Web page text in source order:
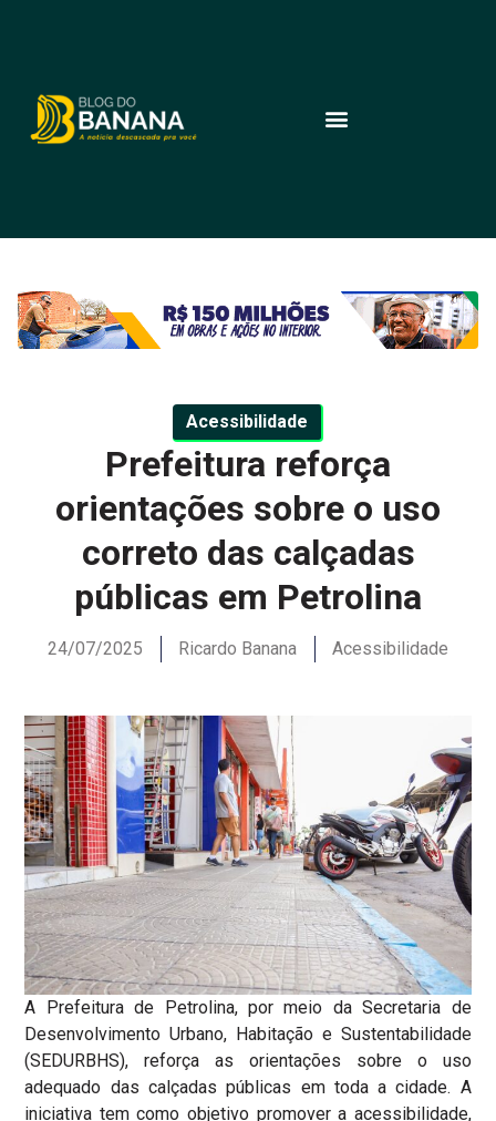
Acessibilidade
Prefeitura reforça
orientações sobre o uso
correto das calçadas
públicas em Petrolina
24/07/2025 Ricardo Banana Acessibilidade
A Prefeitura de Petrolina, por meio da Secretaria de
Desenvolvimento Urbano, Habitação e Sustentabilidade
(SEDURBHS), reforça as orientações sobre o uso
adequado das calçadas públicas em toda a cidade. A
iniciativa tem como objetivo promover a acessibilidade,